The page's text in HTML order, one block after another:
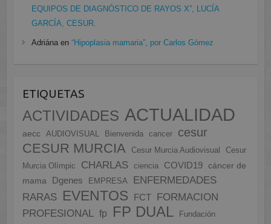
EQUIPOS DE DIAGNÓSTICO DE RAYOS X”, LUCÍA
GARCÍA, CESUR.
Adriánaen “Hipoplasia mamaria”, por Carlos Gómez
ETIQUETAS
ACTIVIDADES ACTUALIDAD
aecc AUDIOVISUAL Bienvenida cancer cesur
CESUR MURCIA Cesur Murcia Audiovisual
Cesur
Murcia Olímpic
CHARLAS ciencia COVID19
cáncer de
mama
Dgenes EMPRESA
ENFERMEDADES
RARAS EVENTOS FCT
FORMACION
PROFESIONAL fp FP DUAL
Fundación